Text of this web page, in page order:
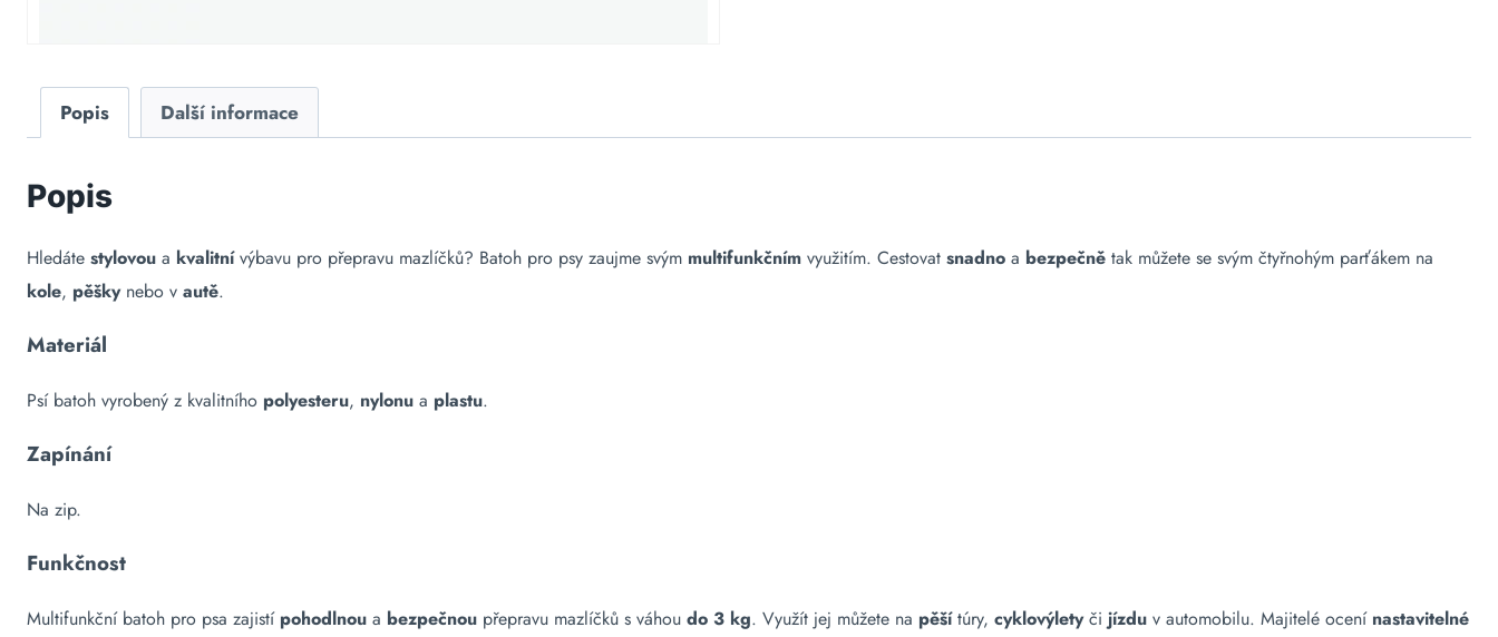
Popis Další informace
Popis
Hledáte stylovou a kvalitnívýbavu pro přepravu mazlíčků? Batoh pro psy zaujme svým multifunkčním využitím. Cestovat snadno a bezpečně tak můžete se svým čtyřnohým parťákem na
kole, pěškynebo v autě.
Materiál
Psí batoh vyrobený z kvalitního polyesteru, nylonu a plastu.
Zapínání
Na zip.
Funkčnost
Multifunkční batoh pro psa zajistí pohodlnou a bezpečnou přepravu mazlíčků s váhou do 3 kg. Využít jej můžete na pěšítúry, cyklovýletyči jízdu v automobilu. Majitelé ocení nastavitelné